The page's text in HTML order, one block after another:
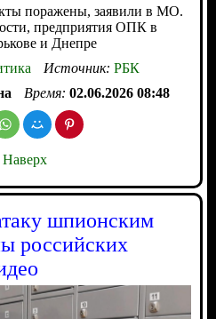
поражены, заявили в МО.
предприятия ОПК в
и Днепре
Источник: РБК
Время: 02.06.2026 08:48
Наверх
шпионским
российских